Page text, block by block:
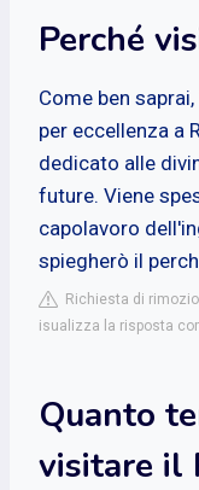
Perché
Come ben
per eccellenza a
dedicato alle
future. Viene
capolavoro
spiegherò il
Richiesta di
isualizza la risposta
Quanto
visitare il